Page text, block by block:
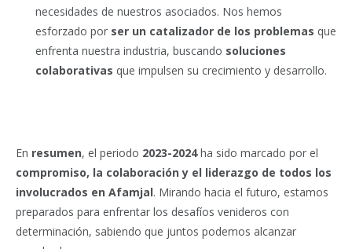
necesidades de nuestros asociados. Nos hemos
esforzado por ser un catalizador de los problemas que
enfrenta nuestra industria, buscando soluciones
colaborativas que impulsen su crecimiento y desarrollo.
En resumen, el periodo 2023-2024ha sido marcado por el
compromiso, la colaboración y el liderazgo de todos los
involucrados en Afamjal. Mirando hacia el futuro, estamos
preparados para enfrentar los desafíos venideros con
determinación, sabiendo que juntos podemos alcanzar